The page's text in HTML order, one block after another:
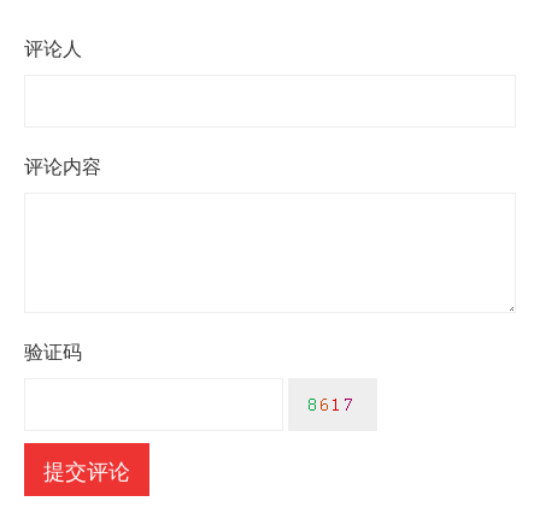
评论人
评论内容
验证码